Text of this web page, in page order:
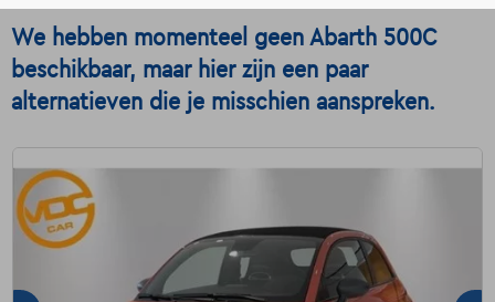
We hebben momenteel geen Abarth 500C
beschikbaar, maar hier zijn een paar
alternatieven die je misschien aanspreken.